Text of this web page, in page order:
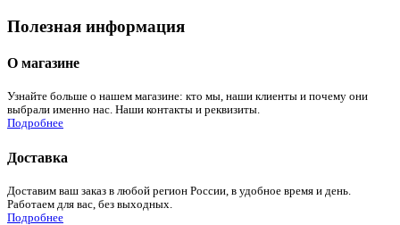
Полезная информация
О магазине
Узнайте больше о нашем магазине: кто мы, наши клиенты и почему они
выбрали именно нас. Наши контакты и реквизиты.
Подробнее
Доставка
Доставим ваш заказ в любой регион России, в удобное время и день.
Работаем для вас, без выходных.
Подробнее